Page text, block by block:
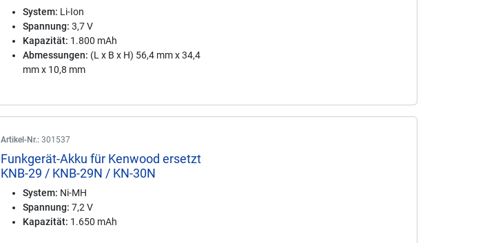
System: Li-Ion
Spannung: 3,7 V
Kapazität: 1.800 mAh
Abmessungen: (L x B x H) 56,4 mm x 34,4
mm x 10,8 mm
Artikel-Nr.: 301537
Funkgerät-Akku für Kenwood ersetzt
KNB-29 / KNB-29N / KN-30N
System: Ni-MH
Spannung: 7,2 V
Kapazität: 1.650 mAh